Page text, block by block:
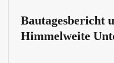
Bautagesbericht
Himmelweite